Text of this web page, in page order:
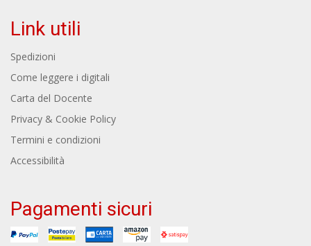
Link utili
Spedizioni
Come leggere i digitali
Carta del Docente
Privacy & Cookie Policy
Termini e condizioni
Accessibilità
Pagamenti sicuri